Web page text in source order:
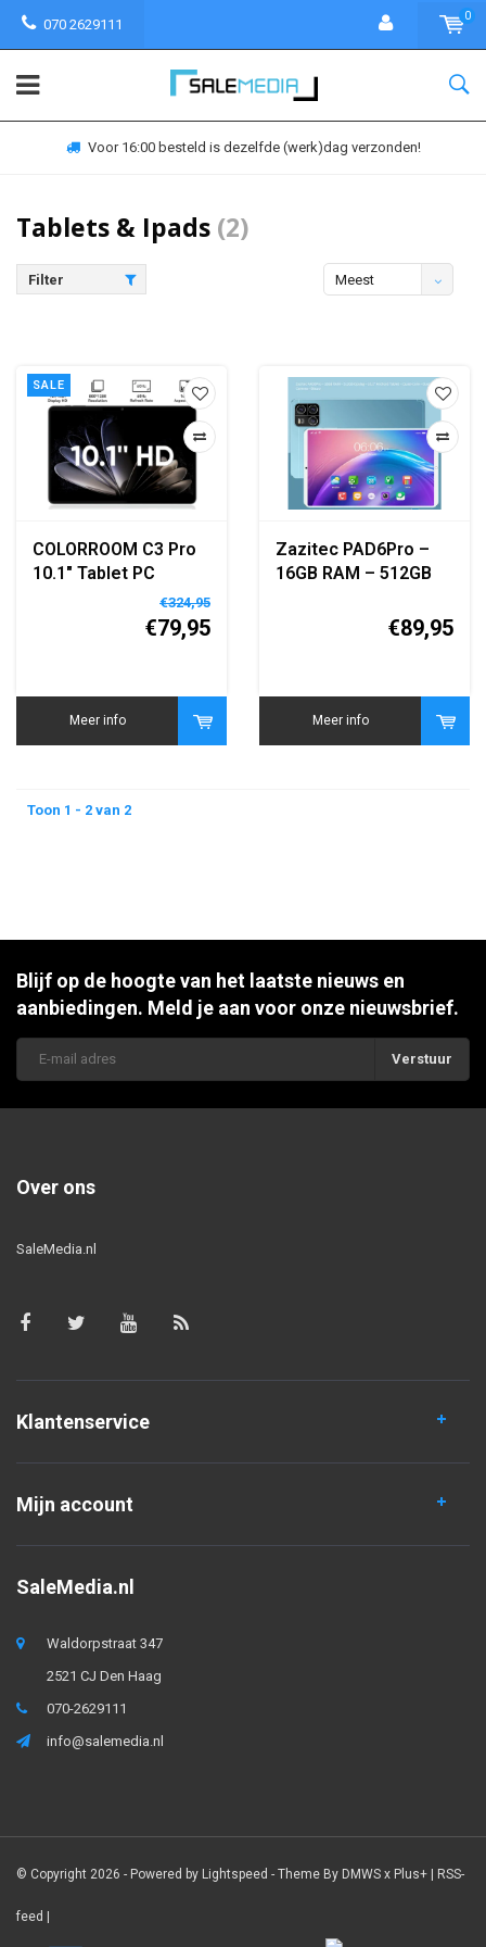
070 2629111
0
Voor 16:00 besteld is dezelfde (werk)dag verzonden!
Tablets & Ipads (2)
Filter
Meest
SALE
COLORROOM C3 Pro
10.1″ Tablet PC
(Inclusief blauwe€324,95
€79,95
Meer info
Zazitec PAD6Pro –
16GB RAM – 512GB
Android Tablet –€89,95
Meer info
Toon 1 - 2 van 2
Blijf op de hoogte van het laatste nieuws en
aanbiedingen. Meld je aan voor onze nieuwsbrief.
Verstuur
Over ons
SaleMedia.nl
Klantenservice
Mijn account
SaleMedia.nl
Waldorpstraat 347
2521 CJ Den Haag
070-2629111
info@salemedia.nl
© Copyright 2026 - Powered by Lightspeed - Theme By DMWS x Plus+ | RSS-
feed |